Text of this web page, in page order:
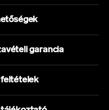
garancia